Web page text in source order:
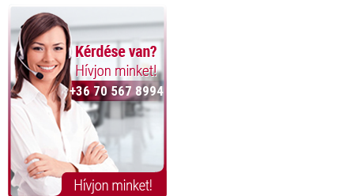
+36 70 567 8994